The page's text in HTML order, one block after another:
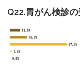
Q22.胃がん検診